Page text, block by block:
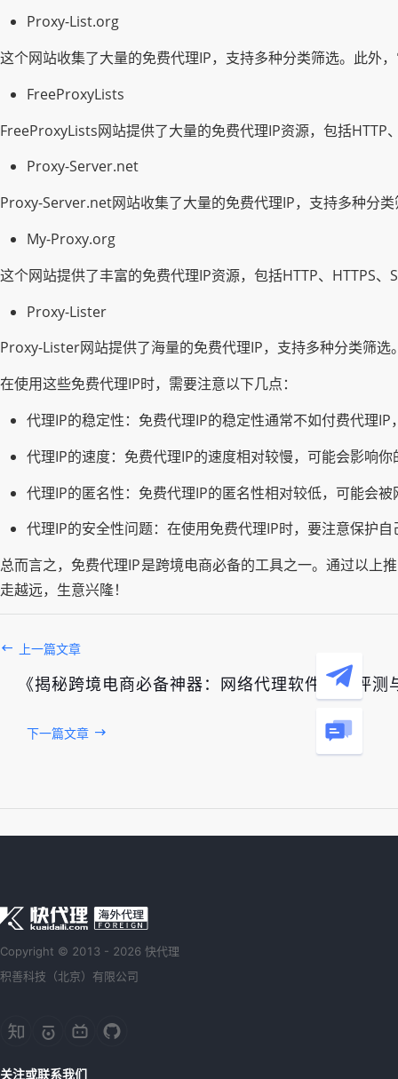
Proxy-List.org
这个网站收集了大量的免费代理IP，支持多种分类筛选。此外
FreeProxyLists
FreeProxyLists网站提供了大量的免费代理IP资源，包括HTTP
Proxy-Server.net
Proxy-Server.net网站收集了大量的免费代理IP，支持多种分
My-Proxy.org
这个网站提供了丰富的免费代理IP资源，包括HTTP、HTTPS
Proxy-Lister
Proxy-Lister网站提供了海量的免费代理IP，支持多种分类筛
在使用这些免费代理IP时，需要注意以下几点：
代理IP的稳定性：免费代理IP的稳定性通常不如付费代理
代理IP的速度：免费代理IP的速度相对较慢，可能会影响
代理IP的匿名性：免费代理IP的匿名性相对较低，可能会
代理IP的安全性问题：在使用免费代理IP时，要注意保护
总而言之，免费代理IP是跨境电商必备的工具之一。通过以上
走越远，生意兴隆！
上一篇文章
《揭秘跨境电商必备神器：网络代理软件深度评测
下一篇文章
Copyright © 2013 - 2026 快代理
积善科技（北京）有限公司
关注或联系我们